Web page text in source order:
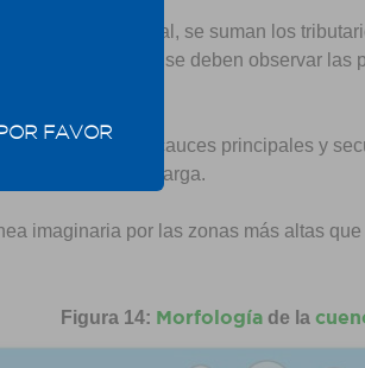
el cauce principal, se suman los
drenaje. También se deben observar
generada con cauces principales y
de base o de descarga.
imaginaria por las zonas más altas
Figura 14: Morfología de la
FAVOR